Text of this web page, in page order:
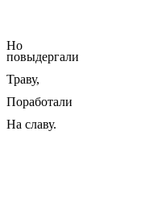
Но
повыдергали
Траву,
Поработали
На славу.